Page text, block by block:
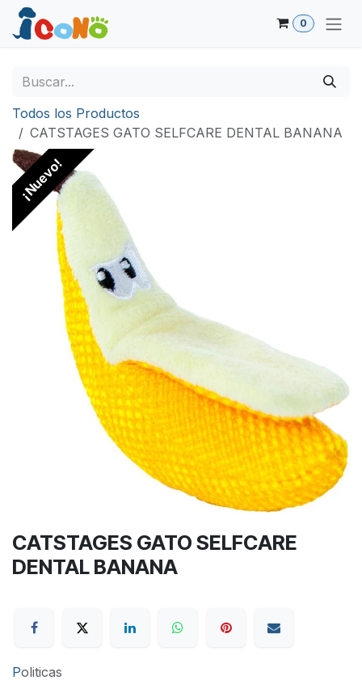
Ir al contenido
0
Todos los Productos
CATSTAGES GATO SELFCARE DENTAL BANANA
¡Nuevo!
CATSTAGES GATO SELFCARE
DENTAL BANANA
Politicas